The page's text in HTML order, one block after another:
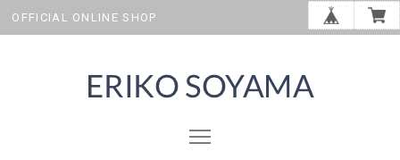
OFFICIAL ONLINE SHOP